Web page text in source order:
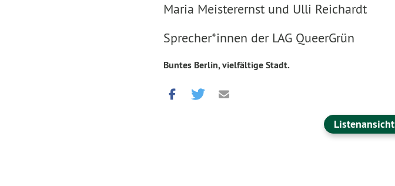
Maria Meisterernst und Ulli Reichardt
Sprecher*innen der LAG QueerGrün
Buntes Berlin, vielfältige Stadt.
Listenansicht